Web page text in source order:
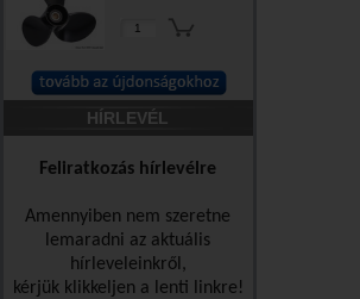
HÍRLEVÉL
Feliratkozás hírlevélre
Amennyiben nem szeretne
lemaradni az aktuális
hírleveleinkről,
kérjük klikkeljen a lenti linkre!